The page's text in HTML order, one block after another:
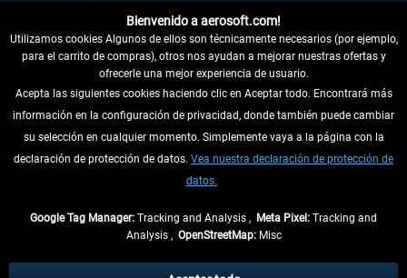
DESISTIR DEL CONTRATO
INFORMACIÓN
Bienvenido a aerosoft.com!
Utilizamos cookies Algunos de ellos son técnicamente necesarios (por ejemplo,
para el carrito de compras), otros nos ayudan a mejorar nuestras ofertas y
ofrecerle una mejor experiencia de usuario.
Acepta las siguientes cookies haciendo clic en Aceptar todo. Encontrará más
información en la configuración de privacidad, donde también puede cambiar
su selección en cualquier momento. Simplemente vaya a la página con la
declaración de protección de datos. Vea nuestra declaración de protección de
datos.
Google Tag Manager: Tracking and Analysis , Meta Pixel: Tracking and
Analysis , OpenStreetMap:Misc